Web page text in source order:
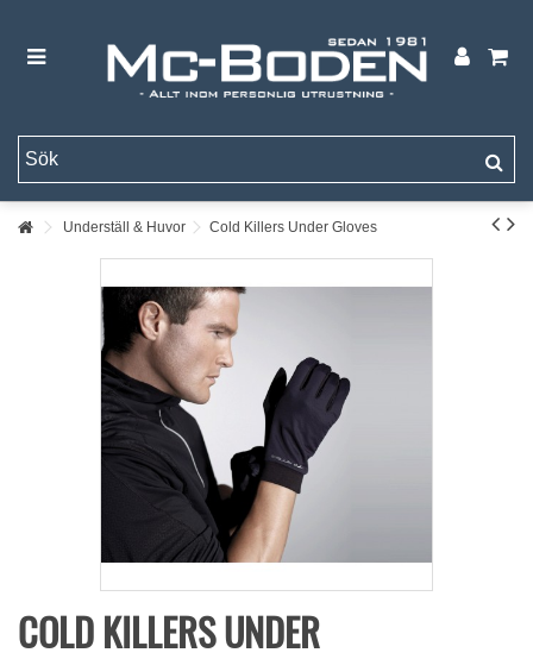
Underställ & Huvor Cold Killers Under Gloves
COLD KILLERS UNDER